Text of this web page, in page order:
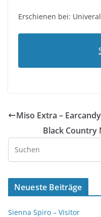
Erschienen bei: Univeral
Miso Extra – Earcandy
Black Country
Neueste Beiträge
Sienna Spiro – Visitor